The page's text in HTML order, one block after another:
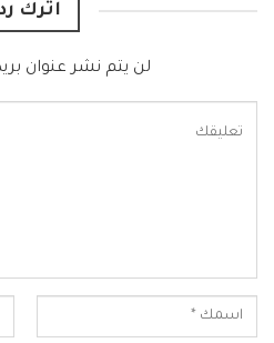
اترك
لن يتم نشر عنوان